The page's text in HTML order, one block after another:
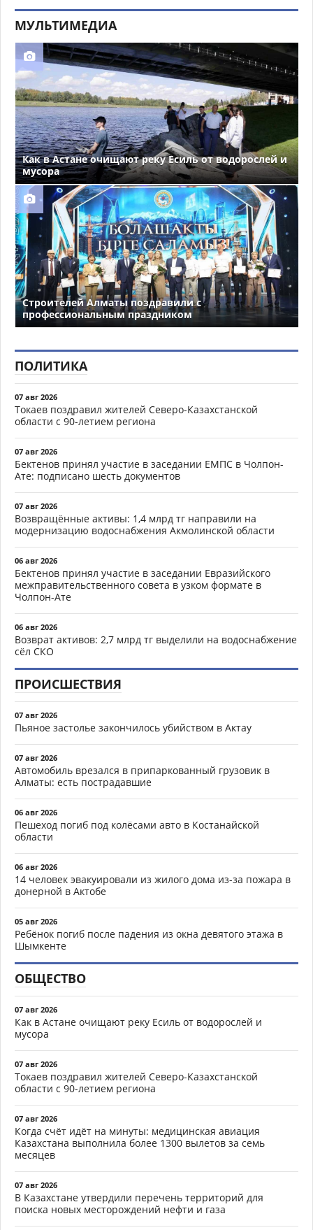
МУЛЬТИМЕДИА
Как в Астане очищают реку Есиль от водорослей и
мусора
Строителей Алматы поздравили с
профессиональным праздником
ПОЛИТИКА
07 авг 2026
Токаев поздравил жителей Северо-Казахстанской
области с 90-летием региона
07 авг 2026
Бектенов принял участие в заседании ЕМПС в Чолпон-
Ате: подписано шесть документов
07 авг 2026
Возвращённые активы: 1,4 млрд тг направили на
модернизацию водоснабжения Акмолинской области
06 авг 2026
Бектенов принял участие в заседании Евразийского
межправительственного совета в узком формате в
Чолпон-Ате
06 авг 2026
Возврат активов: 2,7 млрд тг выделили на водоснабжение
сёл СКО
ПРОИСШЕСТВИЯ
07 авг 2026
Пьяное застолье закончилось убийством в Актау
07 авг 2026
Автомобиль врезался в припаркованный грузовик в
Алматы: есть пострадавшие
06 авг 2026
Пешеход погиб под колёсами авто в Костанайской
области
06 авг 2026
14 человек эвакуировали из жилого дома из-за пожара в
донерной в Актобе
05 авг 2026
Ребёнок погиб после падения из окна девятого этажа в
Шымкенте
ОБЩЕСТВО
07 авг 2026
Как в Астане очищают реку Есиль от водорослей и
мусора
07 авг 2026
Токаев поздравил жителей Северо-Казахстанской
области с 90-летием региона
07 авг 2026
Когда счёт идёт на минуты: медицинская авиация
Казахстана выполнила более 1300 вылетов за семь
месяцев
07 авг 2026
В Казахстане утвердили перечень территорий для
поиска новых месторождений нефти и газа